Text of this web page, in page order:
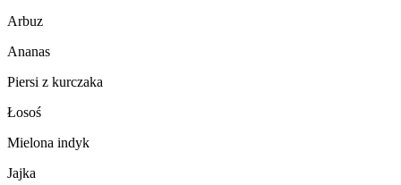
Arbuz
Ananas
Piersi z kurczaka
Łosoś
Mielona indyk
Jajka